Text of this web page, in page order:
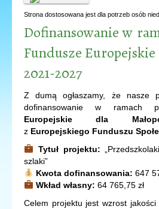
Strona dostosowana jest dla potrzeb osób
Dofinansowanie w
Fundusze Europejskie
2021-2027
Z dumą ogłaszamy, że nasze
dofinansowanie w ramach
Europejskie dla
z Europejskiego Funduszu
Tytuł projektu:
szlaki”
Kwota dofinansowania: 647
Wkład własny: 64 765,75 zł
Celem projektu jest wzrost